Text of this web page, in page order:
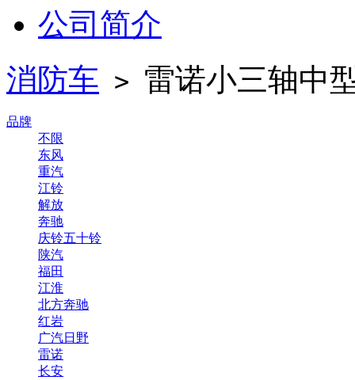
公司简介
消防车 > 雷诺小三轴中
品牌
不限
东风
重汽
江铃
解放
奔驰
庆铃五十铃
陕汽
福田
江淮
北方奔驰
红岩
广汽日野
雷诺
长安